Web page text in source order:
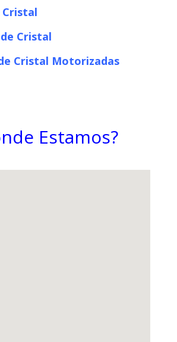
Cristal
Cristal Motorizadas
Estamos?